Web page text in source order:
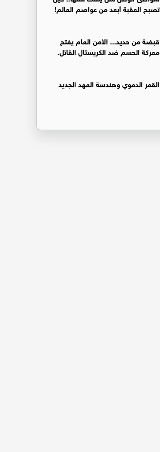
تصبح العقبة أبعد من عواصم العالم!
قبضة من حديد... الأمن العام يفتح
معركة الحسم ضد الكريستال القاتل.
القمر الدموي وهندسة العهد الجديد